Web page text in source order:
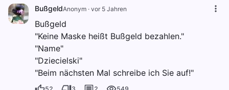
BußgeldAnonym · vor 5 Jahren
Bußgeld
"Keine Maske heißt Bußgeld bezahlen."
"Name"
"Dziecielski"
"Beim nächsten Mal schreibe ich Sie auf!"